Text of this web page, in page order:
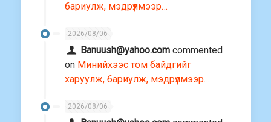
бариулж, мэдрүүлмээр…
2026/08/06
Banuush@yahoo.com commented
on Минийхээс том байдгийг
харуулж, бариулж, мэдрүүлмээр…
2026/08/06